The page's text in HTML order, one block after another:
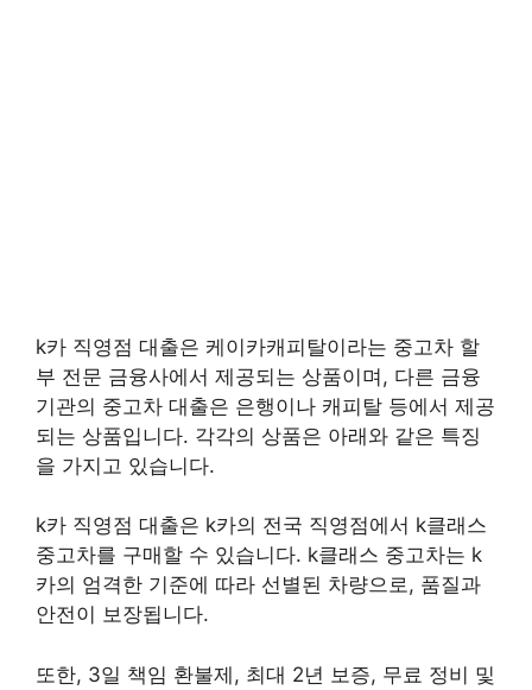
k카 직영점 대출은 케이카캐피탈이라는 중고차 할
부 전문 금융사에서 제공되는 상품이며, 다른 금융
기관의 중고차 대출은 은행이나 캐피탈 등에서 제공
되는 상품입니다. 각각의 상품은 아래와 같은 특징
을 가지고 있습니다.
k카 직영점 대출은 k카의 전국 직영점에서 k클래스
중고차를 구매할 수 있습니다. k클래스 중고차는 k
카의 엄격한 기준에 따라 선별된 차량으로, 품질과
안전이 보장됩니다.
또한, 3일 책임 환불제, 최대 2년 보증, 무료 정비 및